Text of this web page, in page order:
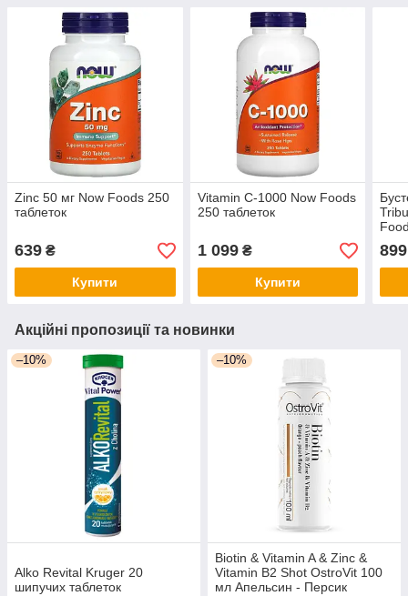
Zinc 50 мг Now Foods 250
таблеток
639 ₴
Купити
Vitamin C-1000 Now Foods
250 таблеток
1 099₴
Купити
899
Акційні пропозиції та новинки
–10%
Alko Revital Kruger 20
шипучих таблеток
–10%
Biotin & Vitamin A & Zinc &
Vitamin B2 Shot OstroVit 100
мл Апельсин - Персик